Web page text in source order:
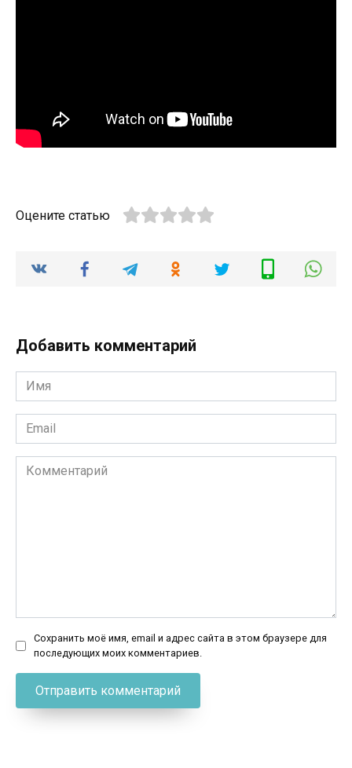
Оцените статью
Добавить комментарий
Имя
*
Email
*
Комментарий
Сохранить моё имя, email и адрес сайта в этом браузере для
последующих моих комментариев.